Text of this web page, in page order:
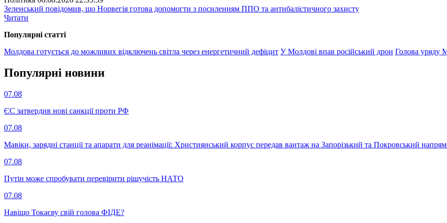
Зеленський повідомив, що Норвегія готова допомогти з посиленням ППО та антибалістичного захисту
Читати
Популярнi статтi
Молдова готується до можливих відключень світла через енергетичний дефіцит У Молдові впав російський дрон Голова уряду
Популярнi новини
07.08
ЄС затвердив нові санкції проти РФ
07.08
Мавіки, зарядні станції та апарати для реанімації: Християнський корпус передав вантаж на Запорізький та Покровський
07.08
Путін може спробувати перевірити рішучість НАТО
07.08
Навіщо Токаєву свій голова ФІДЕ?